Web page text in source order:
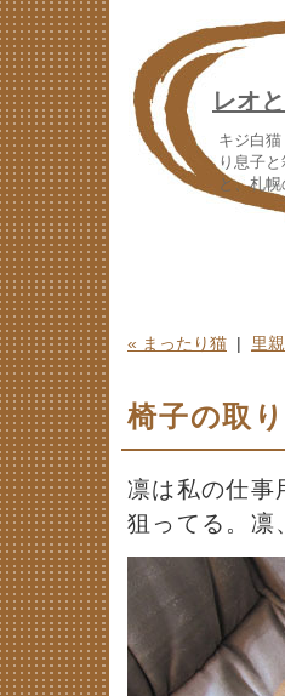
レオ
キジ白
り息子
と、札
« まったり猫 | 里
椅子の取
凛は私の仕事
狙ってる。凛